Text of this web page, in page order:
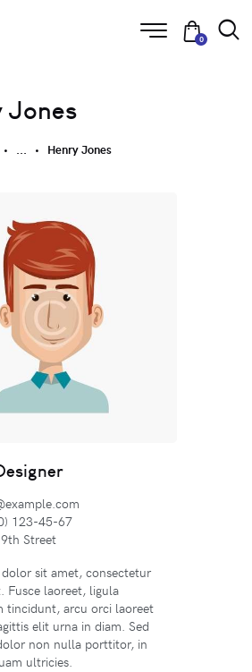
0
Jones
... Henry Jones
123-45-67
Street
sit amet, consectetur
Fusce laoreet, ligula
tincidunt, arcu orci laoreet
elit urna in diam. Sed
non nulla porttitor, in
ultricies.